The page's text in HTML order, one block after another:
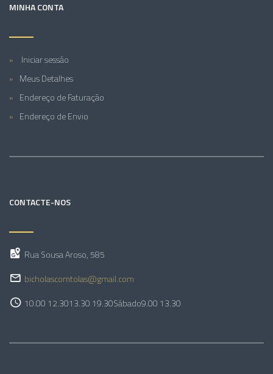
MINHA CONTA
Iniciar sessão
Meus Detalhes
Endereço de Faturação
Endereço de Envio
CONTACTE-NOS
Rua Sousa Aroso, 585
bicholascomtolas@gmail.com
10.00 12.3013.30 19.30Sábado9.00 13.30